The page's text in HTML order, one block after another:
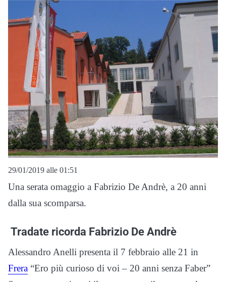
29/01/2019 alle 01:51
Una serata omaggio a Fabrizio De Andrè, a 20 anni
dalla sua scomparsa.
Tradate ricorda Fabrizio De Andrè
Alessandro Anelli presenta il 7 febbraio alle 21 in
Frera “Ero più curioso di voi – 20 anni senza Faber”